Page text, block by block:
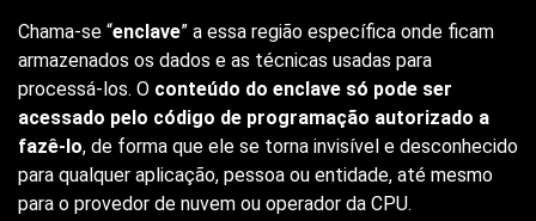
Chama-se “enclave” a essa região específica onde ficam
armazenados os dados e as técnicas usadas para
processá-los. O conteúdo do enclave só pode ser
acessado pelo código de programação autorizado a
fazê-lo, de forma que ele se torna invisível e desconhecido
para qualquer aplicação, pessoa ou entidade, até mesmo
para o provedor de nuvem ou operador da CPU.